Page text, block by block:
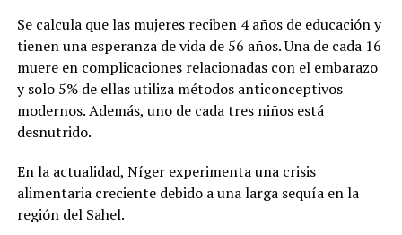
Se calcula que las mujeres reciben 4 años de educación y
tienen una esperanza de vida de 56 años. Una de cada 16
muere en complicaciones relacionadas con el embarazo
y solo 5% de ellas utiliza métodos anticonceptivos
modernos. Además, uno de cada tres niños está
desnutrido.
En la actualidad, Níger experimenta una crisis
alimentaria creciente debido a una larga sequía en la
región del Sahel.